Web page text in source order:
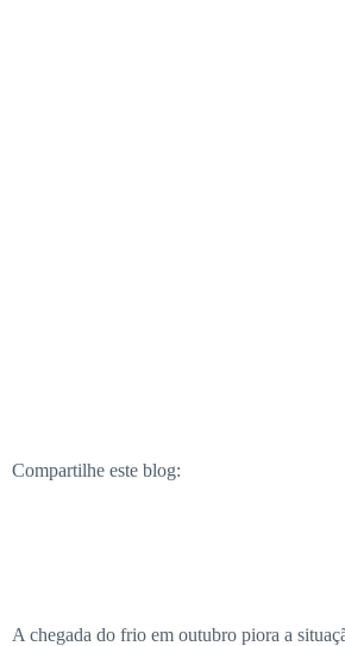
Compartilhe este blog:
A chegada do frio em outubro piora a